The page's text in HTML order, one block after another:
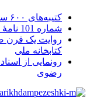
کتیبه‌های ۶۰۰ ساله فارسی در هندوستان
شماره 101 نامۀ فرهنگستان منتشر شد
روایت یک قرن
کتابخانه ملی
رونمایی از
رضوی